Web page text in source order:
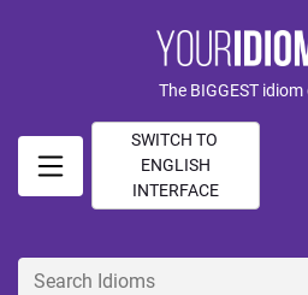
The BIGGEST
SWITCH TO
ENGLISH
INTERFACE